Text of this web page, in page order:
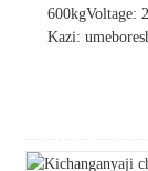
600kgVoltage:
Kazi: